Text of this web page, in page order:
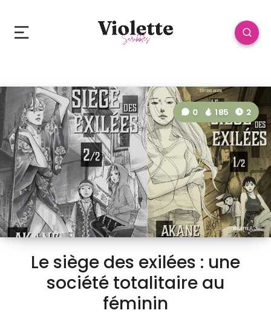
Le siège des exilées : une
société totalitaire au
féminin
0 185 2